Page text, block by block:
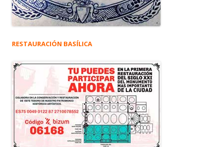
RESTAURACIÓN BASÍLICA